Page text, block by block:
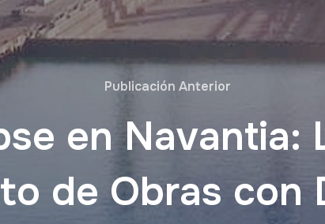
Publicación Anterior
en Navantia:
de Obras con